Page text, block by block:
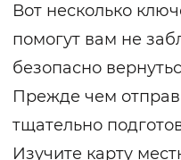
Вот несколько
помогут вам не
безопасно
Прежде чем
тщательно
Изучите карту